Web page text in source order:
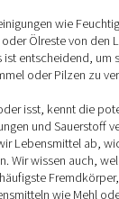
wie Stickstoff,
strenge
die